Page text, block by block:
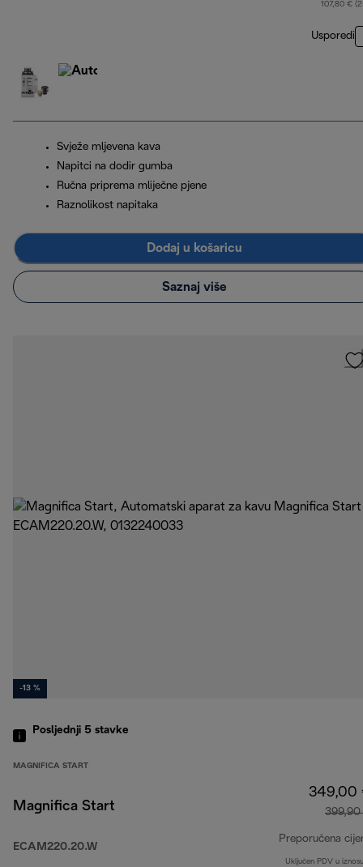
107,80 €
Usporedi
Svježe mljevena kava
Napitci na dodir gumba
Ručna priprema mliječne pjene
Raznolikost napitaka
Dodaj u košaricu
Saznaj više
-13 %
Posljednji 5 stavke
MAGNIFICA START
Magnifica Start
ECAM220.20.W
349,00
Preporučena
Uključen PDV u